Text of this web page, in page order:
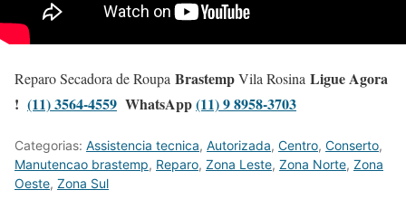
Reparo Secadora de Roupa BrastempVila Rosina Ligue Agora
! (11) 3564-4559 WhatsApp(11) 9 8958-3703
Categorias: Assistencia tecnica, Autorizada, Centro, Conserto,
Manutencao brastemp, Reparo, Zona Leste, Zona Norte, Zona
Oeste, Zona Sul